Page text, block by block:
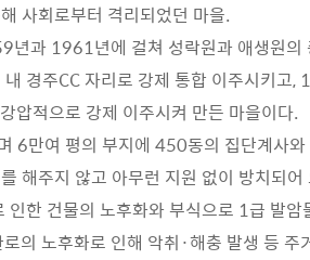
사회로부터 격리되었던 마을.
과 1961년에 걸쳐 성락원과 애생원의
경주CC 자리로 강제 통합 이주시키고
압적으로 강제 이주시켜 만든 마을이다.
6만여 평의 부지에 450동의 집단계사
해주지 않고 아무런 지원 없이 방치되
한 건물의 노후화와 부식으로 1급 발
의 노후화로 인해 악취·해충 발생 등 주